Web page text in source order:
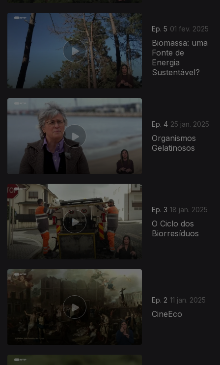
Ep. 5 01 fev. 2025
Biomassa: uma
Fonte de
Energia
Sustentável?
Ep. 4 25 jan. 2025
Organismos
Gelatinosos
Ep. 3 18 jan. 2025
O Ciclo dos
Biorresíduos
Ep. 2 11 jan. 2025
CineEco
820240